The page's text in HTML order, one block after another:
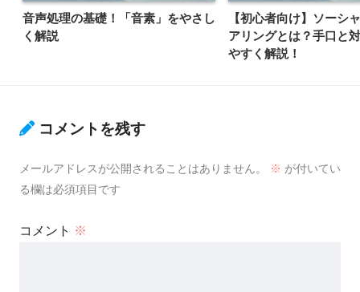
音声処理の基礎！「音素」をやさし
く解説
【初心者向け】ソーシ
アリングとは？手口と
やすく解説！
コメントを残す
メールアドレスが公開されることはありません。 ※ が付いてい
る欄は必須項目です
コメント ※